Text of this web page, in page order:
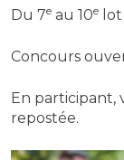
Du 7e au 10e
Concours
En participant,
repostée.